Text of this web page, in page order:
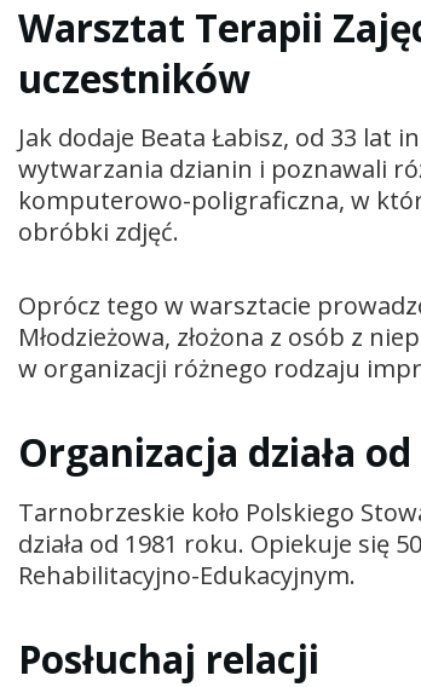
Warsztat Terapii
uczestników
Jak dodaje Beata Łabisz, od 33
wytwarzania dzianin i poznawali
komputerowo-poligraficzna, w
obróbki zdjęć.
Oprócz tego w warsztacie
Młodzieżowa, złożona z osób z
w organizacji różnego rodzaju
Organizacja działa
Tarnobrzeskie koło Polskiego
działa od 1981 roku. Opiekuje się
Rehabilitacyjno-Edukacyjnym.
Posłuchaj relacji